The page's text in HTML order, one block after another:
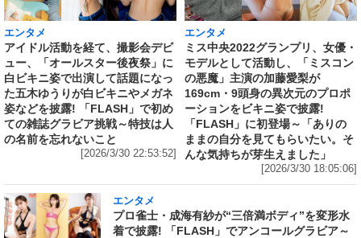
エンタメ
アイドル活動を経て、撮影会デビ
ュー、「オールスター後夜祭」に
白ビキニ姿で出演して話題になっ
た五木ゆうりが白ビキニやメガネ
姿などを披露! 「FLASH」で初め
ての雑誌グラビア挑戦～特技は人
の名前を忘れないこと
[2026/3/30 22:53:52]
エンタメ
ミス中央2022グランプリ、女優・
モデルとして活動し、「ミスコン
の悪魔」主演の加藤愛梨が
169cm・9頭身の異次元のプロポ
ーションをビキニ姿で披露!
「FLASH」に初登場～「ありの
ままの自分を見てもらいたい。そ
んな気持ちが芽生えました」
[2026/3/30 18:05:06]
エンタメ
プロ雀士・成海有紗が“三倍満ボディ”を変形水
着で披露! 「FLASH」でアンコールグラビア～